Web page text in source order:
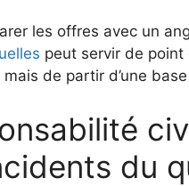
les offres avec un
peut servir de point
de partir d’une
du